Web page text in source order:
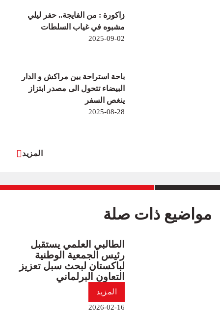
زاكورة : من الفايجة.. حفر ليلي
مشبوه في غياب السلطات
2025-09-02
باحة استراحة بين مراكش و الدار
البيضاء تتحول الى مصدر ابتزاز
ينغص السفر
2025-08-28
المزيد
مواضيع ذات صلة
الطالبي العلمي يستقبل
رئيس الجمعية الوطنية
لباكستان لبحث سبل تعزيز
التعاون البرلماني
المزيد
2026-02-16